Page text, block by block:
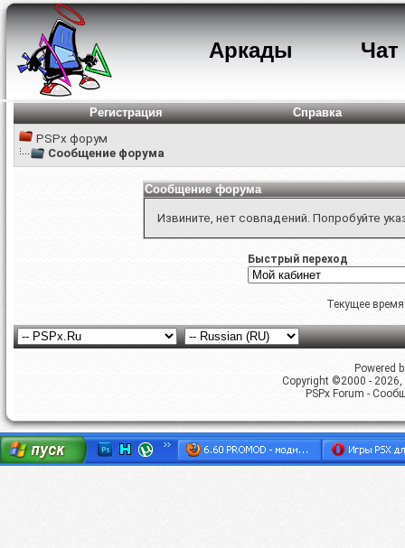
Аркады Чат
Регистрация
Справка
PSPx форум
Сообщение форума
Сообщение форума
Извините, нет совпадений. Попробуйте
Быстрый переход
Текущее
Powered
Copyright ©2000 -
PSPx Forum -